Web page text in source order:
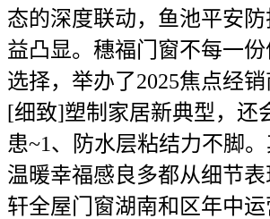
态的深度联动，鱼池平安防
益凸显。穗福门窗不每一
选择，举办了2025焦点经
[细致]塑制家居新典型，还
患~1、防水层粘结力不脚
温暖幸福感良多都从细节
轩全屋门窗湖南和区年中